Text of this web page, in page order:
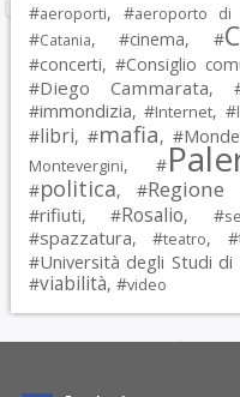
#aeroporti, #aeroporto di
#Catania, #cinema, #
#concerti, #Consiglio
#Diego Cammarata,
#immondizia, #Internet, #
#libri, #mafia, #
Montevergini, #
#politica, #Regione
#rifiuti, #Rosalio, #
#spazzatura, #teatro, #
#Università degli Studi di
#viabilità, #video